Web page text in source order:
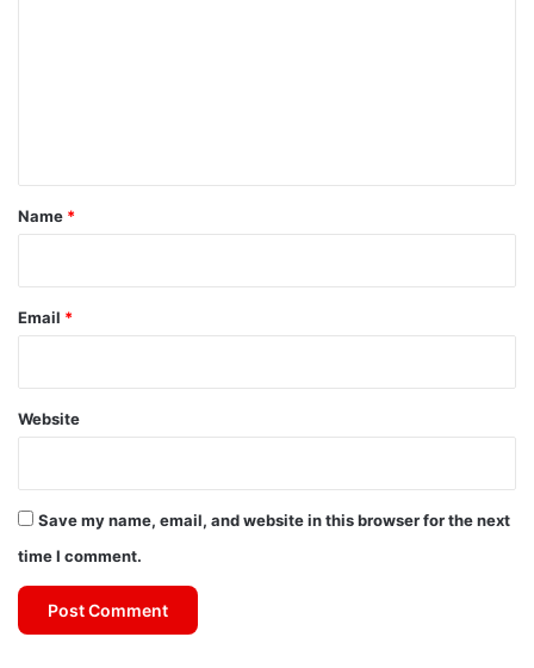
*
Name *
Email *
Website
Save my name, email, and website in this browser for the next
time I comment.